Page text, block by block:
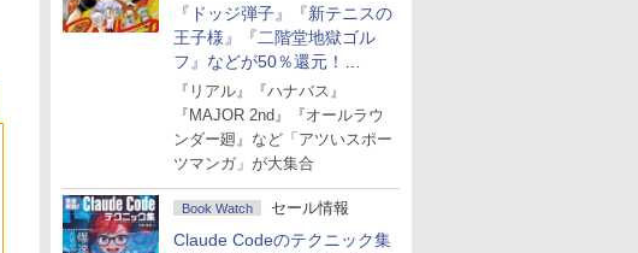
『ドッジ弾子』『新テニスの
王子様』『二階堂地獄ゴル
フ』などが50％還元！
Amazonマンガ週末セール
『リアル』『ハナバス』
『MAJOR 2nd』『オールラウ
ンダー廻』など「アツいスポー
ツマンガ」が大集合
Book Watch セール情報
Claude Codeのテクニック集